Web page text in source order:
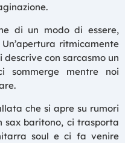
di un modo di essere,
ritmicamente
con sarcasmo un
sommerge mentre noi
che si apre su rumori
sax baritono, ci trasporta
soul e ci fa venire